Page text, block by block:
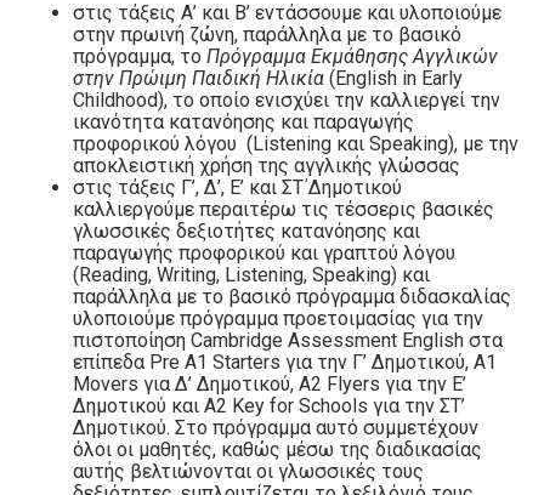
στις τάξεις Α’ και Β’ εντάσσουμε και υλοποιούμε
στην πρωινή ζώνη, παράλληλα με το βασικό
πρόγραμμα, το Πρόγραμμα Εκμάθησης Αγγλικών
στην Πρώιμη Παιδική Ηλικία (English in Early
Childhood), το οποίο ενισχύει την καλλιεργεί την
ικανότητα κατανόησης και παραγωγής
προφορικού λόγου (Listening και Speaking), με την
αποκλειστική χρήση της αγγλικής γλώσσας
στις τάξεις Γ’, Δ’, Ε’ και ΣΤ΄Δημοτικού
καλλιεργούμε περαιτέρω τις τέσσερις βασικές
γλωσσικές δεξιοτήτες κατανόησης και
παραγωγής προφορικού και γραπτού λόγου
(Reading, Writing, Listening, Speaking) και
παράλληλα με το βασικό πρόγραμμα διδασκαλίας
υλοποιούμε πρόγραμμα προετοιμασίας για την
πιστοποίηση Cambridge Assessment English στα
επίπεδα Pre A1 Starters για την Γ’ Δημοτικού, A1
Movers για Δ’ Δημοτικού, A2 Flyers για την Ε’
Δημοτικού και A2 Key for Schools για την ΣΤ’
Δημοτικού. Στο πρόγραμμα αυτό συμμετέχουν
όλοι οι μαθητές, καθώς μέσω της διαδικασίας
αυτής βελτιώνονται οι γλωσσικές τους